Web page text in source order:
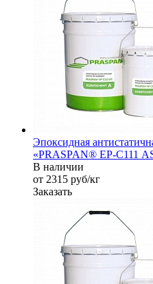
Эпоксидная
«PRASPAN® EP-С111
В наличии
от 2315 руб/кг
Заказать